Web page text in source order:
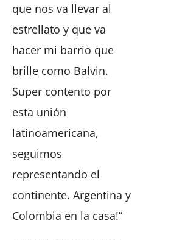
que nos va llevar al
estrellato y que va
hacer mi barrio que
brille como Balvin.
Super contento por
esta unión
latinoamericana,
seguimos
representando el
continente. Argentina y
Colombia en la casa!”